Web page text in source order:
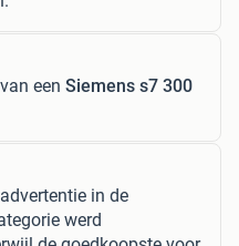
een Siemens s7 300
advertentie in de
werd